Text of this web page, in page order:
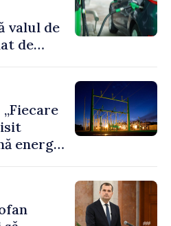
valul de
de
la
energie